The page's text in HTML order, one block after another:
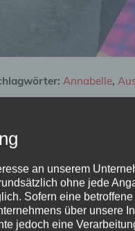
Annabelle,
unserer
vom Schurkenturm
an unserem
ohne jede
Sofern eine
über unsere
jedoch eine